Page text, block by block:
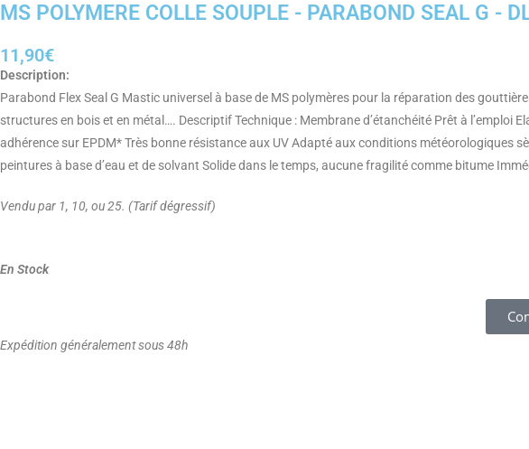
MS POLYMERE COLLE SOUPLE - PARABOND SEAL G -
11,90€
Description:
Parabond Flex Seal G Mastic universel à base de MS polymères pour la réparation des
structures en bois et en métal…. Descriptif Technique : Membrane d’étanchéité Prêt à
adhérence sur EPDM* Très bonne résistance aux UV Adapté aux conditions météorologiques
peintures à base d’eau et de solvant Solide dans le temps, aucune fragilité comme bitume
Vendu par 1, 10, ou 25. (Tarif dégressif)
En Stock
Expédition généralement sous 48h